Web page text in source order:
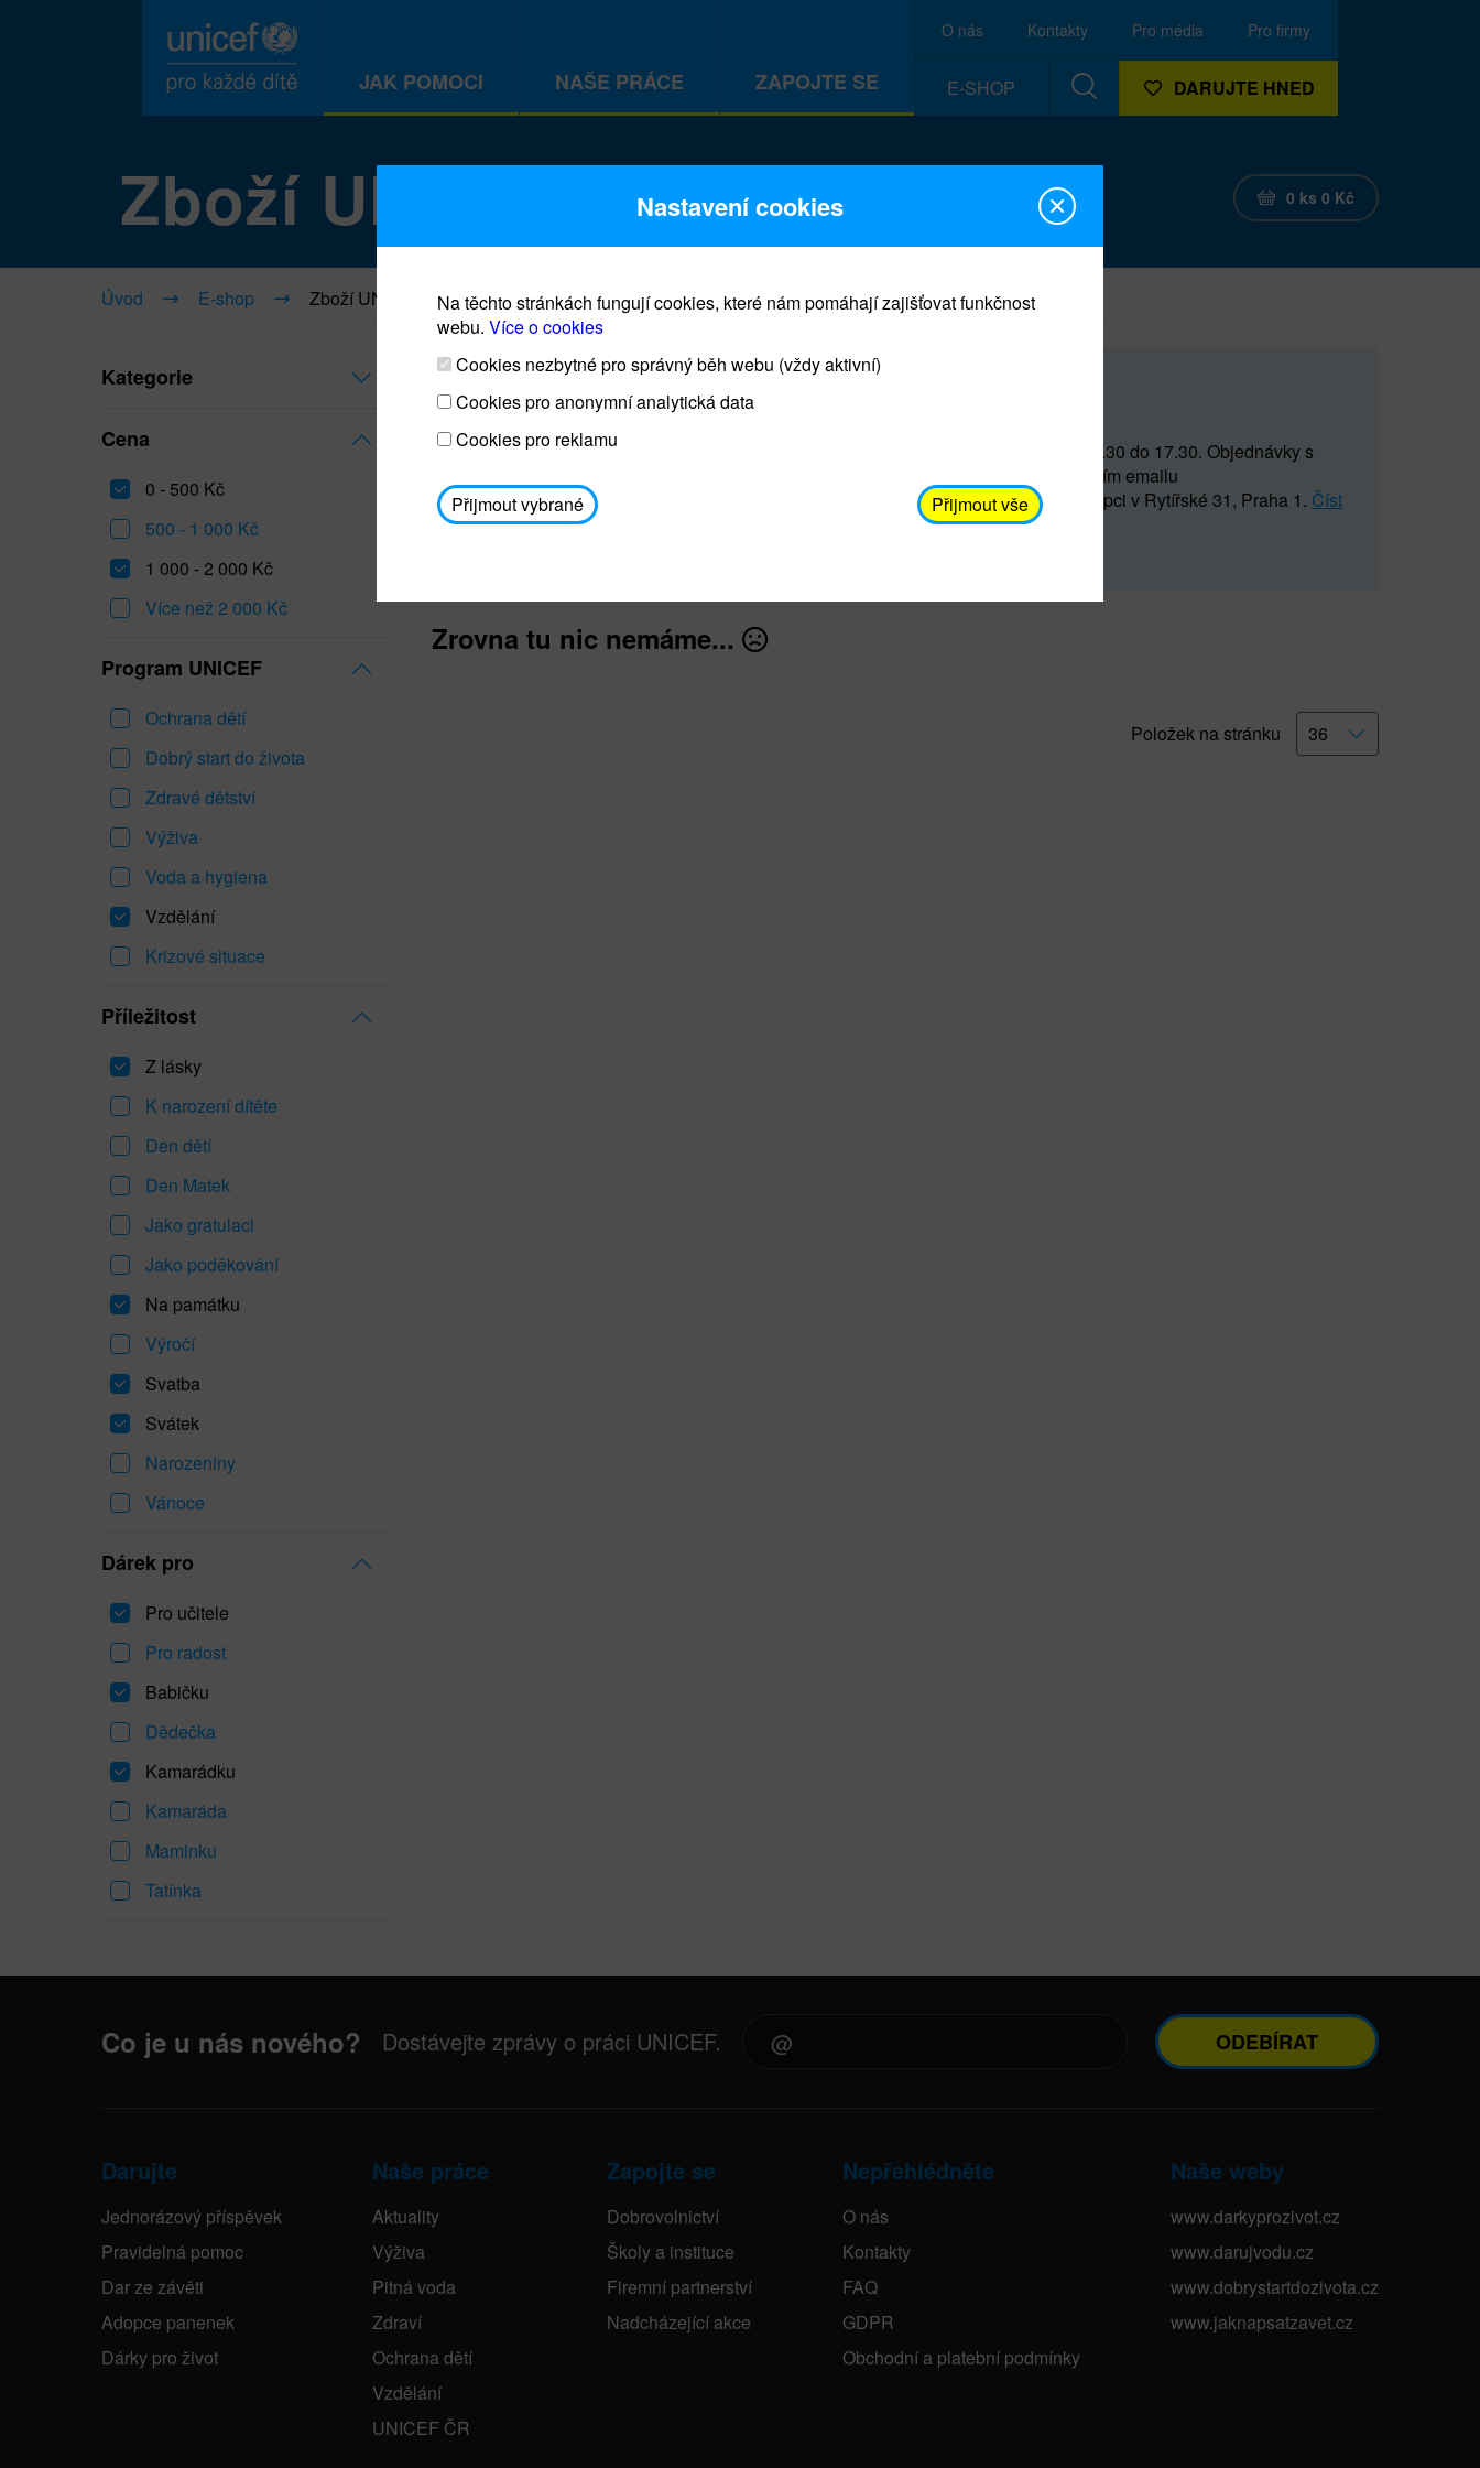
JAK POMOCI NAŠE PRÁCE ZAPOJTE SE
O nás Kontakty Pro média Pro firmy
E-SHOP DARUJTE HNED
Zboží UNICEF 0 ks 0 Kč
Úvod E-shop Zboží UNICEF
Kategorie
Cena
0 - 500 Kč
500 - 1 000 Kč
1 000 - 2 000 Kč
Více než 2 000 Kč
Program UNICEF
Ochrana dětí
Dobrý start do života
Zdravé dětství
Výživa
Voda a hygiena
Vzdělání
Krizové situace
Příležitost
Z lásky
K narození dítěte
Den dětí
Den Matek
Jako gratulaci
Jako poděkování
Na památku
Výročí
Svatba
Svátek
Narozeniny
Vánoce
Dárek pro
Pro učitele
Pro radost
Babičku
Dědečka
Kamarádku
Kamaráda
Maminku
Tatínka
Prodej blahopřání a dárků UNICEF
Prodejna UNICEF bude otevřena každý čtvrtek o 11 do 15 a od 15.30 do 17.30. Objednávky s
osobním odběrem je možné vyzvednout po domluvě (prostřednictvím emailu
avodickova@unicef.cz nebo telefonním čísle 606 655 547) na recepci v Rytířské 31, Praha 1. Číst
dále
Zrovna tu nic nemáme...
Položek na stránku
Co je u nás nového? Dostávejte zprávy o práci UNICEF. ODEBÍRAT
Darujte
Jednorázový příspěvek
Pravidelná pomoc
Dar ze závěti
Adopce panenek
Dárky pro život
Naše práce
Aktuality
Výživa
Pitná voda
Zdraví
Ochrana dětí
Vzdělání
UNICEF ČR
Zapojte se
Dobrovolnictví
Školy a instituce
Firemní partnerství
Nadcházející akce
Nepřehlédněte
O nás
Kontakty
FAQ
GDPR
Obchodní a platební podmínky
Naše weby
www.darkyprozivot.cz
www.darujvodu.cz
www.dobrystartdozivota.cz
www.jaknapsatzavet.cz
Nastavení cookies
Na těchto stránkách fungují cookies, které nám pomáhají zajišťovat funkčnost
webu. Více o cookies
Cookies nezbytné pro správný běh webu (vždy aktivní)
Cookies pro anonymní analytická data
Cookies pro reklamu
Přijmout vybrané Přijmout vše